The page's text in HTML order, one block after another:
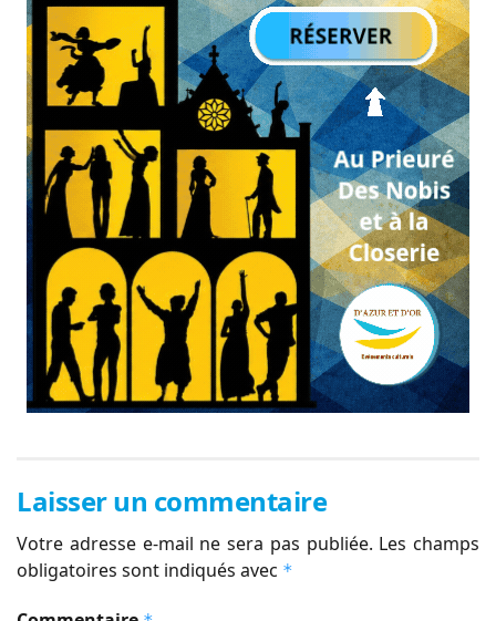
Laisser un commentaire
Votre adresse e-mail ne sera pas publiée. Les champs
obligatoires sont indiqués avec *